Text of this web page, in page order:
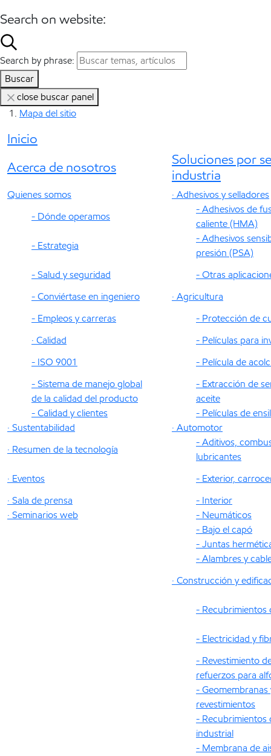
Search on website:
Search by phrase:
Buscar
close buscar panel
Mapa del sitio
Inicio
Acerca de nosotros
Soluciones por
industria
Quienes somos
· Adhesivos y selladores
- Dónde operamos
- Adhesivos de
caliente (HMA)
- Estrategia
- Adhesivos
presión (PSA)
- Salud y seguridad
- Otras
- Conviértase en ingeniero
· Agricultura
- Empleos y carreras
- Protección de
· Calidad
- Películas para
- ISO 9001
- Película de
- Sistema de manejo global
de la calidad del producto
- Extracción de
aceite
- Calidad y clientes
- Películas de
· Sustentabilidad
· Automotor
· Resumen de la tecnología
- Aditivos,
lubricantes
· Eventos
- Exterior,
· Sala de prensa
- Interior
· Seminarios web
- Neumáticos
- Bajo el capó
- Juntas
- Alambres y
· Construcción y
- Recubrimientos
- Electricidad y
- Revestimiento
refuerzos para
- Geomembranas
revestimientos
- Recubrimientos
industrial
- Membrana de